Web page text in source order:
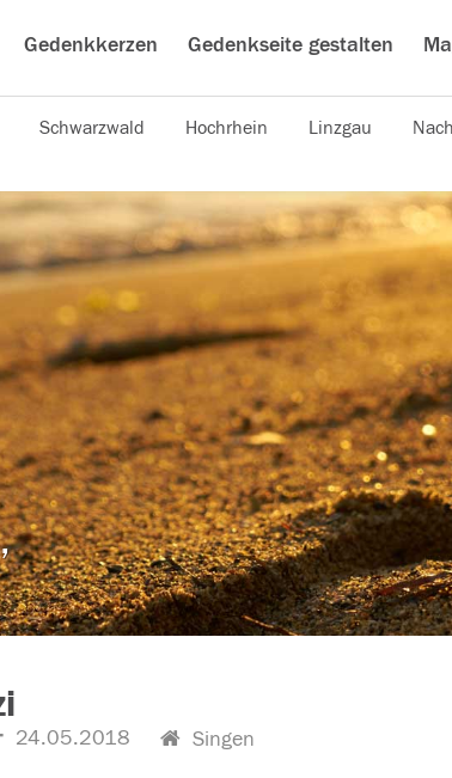
Gedenkkerzen Gedenkseite gestalten
Schwarzwald Hochrhein Linzgau
24.05.2018 Singen